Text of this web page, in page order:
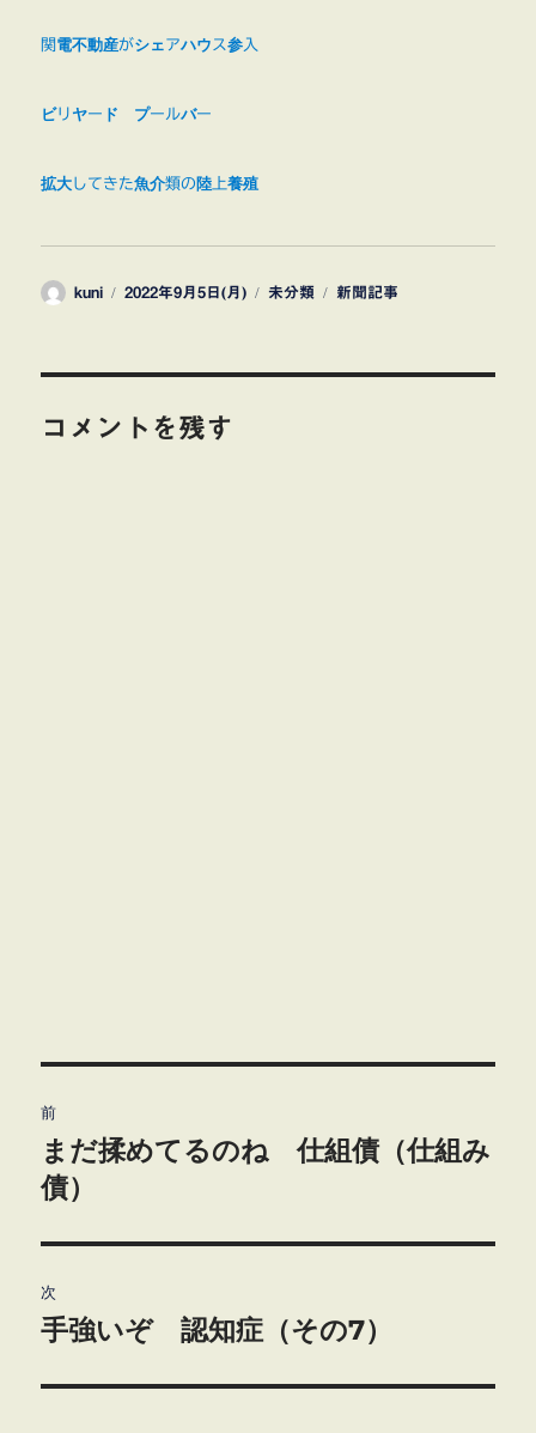
関電不動産がシェアハウス参入
ビリヤード プールバー
拡大してきた魚介類の陸上養殖
投
kuni
投
2022年9月5日(月)
カ
未分類
タ
新聞記事
コメントを残す
稿
ナ
ビ
ゲ
ー
シ
前
前
の
稿:
まだ揉めてるのね 仕組債（仕組み
債）
次
次
投
手強いぞ 認知症（その7）